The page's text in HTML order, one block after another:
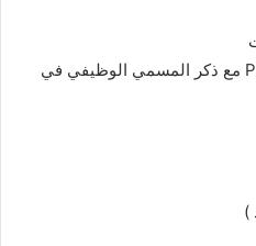
أرسل السيرة الذاتية بالصيغة PDF مع ذكر المسمي الوظيفي في
)